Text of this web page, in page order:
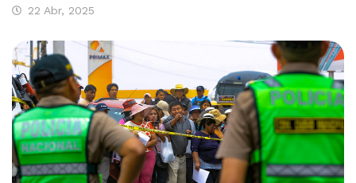
22 Abr, 2025